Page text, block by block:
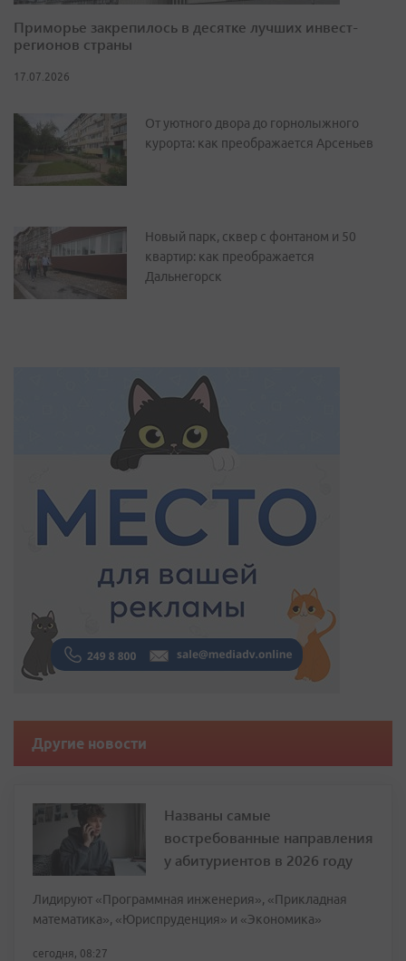
Приморье закрепилось в десятке лучших инвест-
регионов страны
17.07.2026
От уютного двора до горнолыжного
курорта: как преображается Арсеньев
Новый парк, сквер с фонтаном и 50
квартир: как преображается
Дальнегорск
Другие новости
Названы самые
востребованные направления
у абитуриентов в 2026 году
Лидируют «Программная инженерия», «Прикладная
математика», «Юриспруденция» и «Экономика»
сегодня, 08:27